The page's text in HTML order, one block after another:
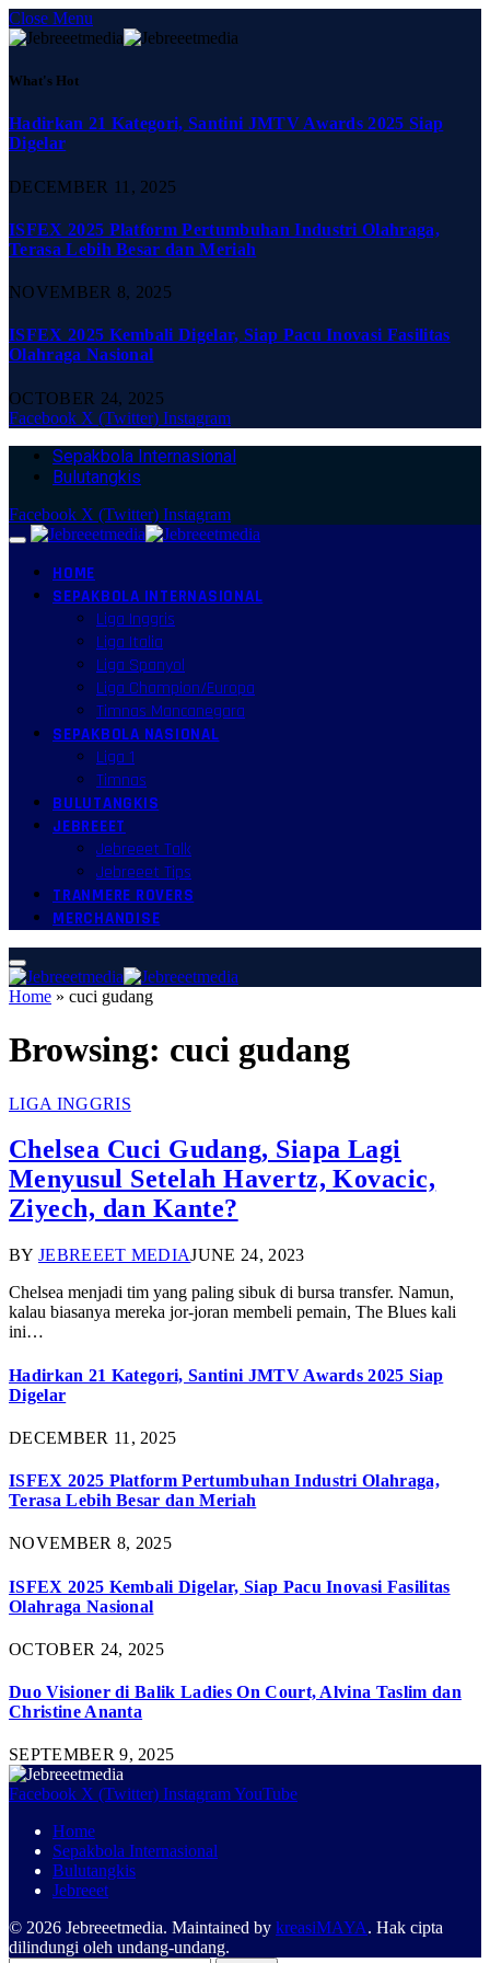
Close Menu
What's Hot
Hadirkan 21 Kategori, Santini JMTV Awards 2025 Siap
Digelar
DECEMBER 11, 2025
ISFEX 2025 Platform Pertumbuhan Industri Olahraga,
Terasa Lebih Besar dan Meriah
NOVEMBER 8, 2025
ISFEX 2025 Kembali Digelar, Siap Pacu Inovasi Fasilitas
Olahraga Nasional
OCTOBER 24, 2025
Facebook X (Twitter) Instagram
Sepakbola Internasional
Bulutangkis
Facebook X (Twitter) Instagram
HOME
SEPAKBOLA INTERNASIONAL
Liga Inggris
Liga Italia
Liga Spanyol
Liga Champion/Europa
Timnas Mancanegara
SEPAKBOLA NASIONAL
Liga 1
Timnas
BULUTANGKIS
JEBREEET
Jebreeet Talk
Jebreeet Tips
TRANMERE ROVERS
MERCHANDISE
Home » cuci gudang
Browsing: cuci gudang
LIGA INGGRIS
Chelsea Cuci Gudang, Siapa Lagi
Menyusul Setelah Havertz, Kovacic,
Ziyech, dan Kante?
BY JEBREEET MEDIAJUNE 24, 2023
Chelsea menjadi tim yang paling sibuk di bursa transfer. Namun,
kalau biasanya mereka jor-joran membeli pemain, The Blues kali
ini…
Hadirkan 21 Kategori, Santini JMTV Awards 2025 Siap
Digelar
DECEMBER 11, 2025
ISFEX 2025 Platform Pertumbuhan Industri Olahraga,
Terasa Lebih Besar dan Meriah
NOVEMBER 8, 2025
ISFEX 2025 Kembali Digelar, Siap Pacu Inovasi Fasilitas
Olahraga Nasional
OCTOBER 24, 2025
Duo Visioner di Balik Ladies On Court, Alvina Taslim dan
Christine Ananta
SEPTEMBER 9, 2025
Facebook X (Twitter) InstagramYouTube
Home
Sepakbola Internasional
Bulutangkis
Jebreeet
© 2026 Jebreeetmedia. Maintained by kreasiMAYA. Hak cipta
dilindungi oleh undang-undang.